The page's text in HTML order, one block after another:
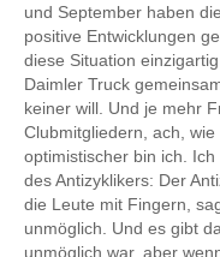
und September haben
positive Entwicklungen
diese Situation
Daimler Truck
keiner will. Und je mehr
Clubmitgliedern, ach,
optimistischer bin ich.
des Antizyklikers: Der
die Leute mit Fingern,
unmöglich. Und es gibt
unmöglich war, aber